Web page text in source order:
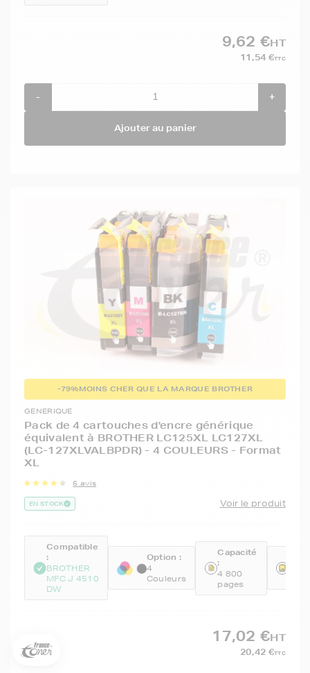
9,62 €HT
11,54 €TTC
- +
Ajouter au panier
-79%MOINS CHER QUE LA MARQUE BROTHER
GENERIQUE
Pack de 4 cartouches d'encre générique
équivalent à BROTHER LC125XL LC127XL
(LC-127XLVALBPDR) - 4 COULEURS - Format
XL
6 avis
EN STOCK Voir le produit
Compatible
:
BROTHER
MFC J 4510
DW
Option :
4
Couleurs
Capacité
:
4 800
pages
17,02 €HT
20,42 €TTC
5€ offerts sur votre 1ère
commande !
d’une remise de 5€sur votre 1ère
commande * !